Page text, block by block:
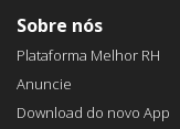
Sobre nós
Plataforma Melhor RH
Anuncie
Download do novo App